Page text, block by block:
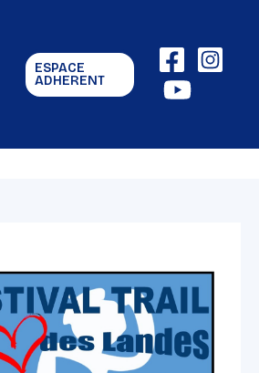
ESPACE
ADHERENT